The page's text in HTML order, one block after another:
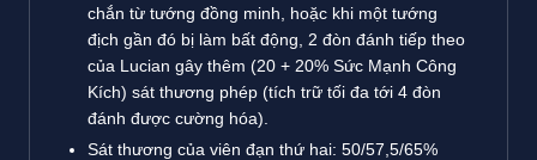
chắn từ tướng đồng minh, hoặc khi một tướng
địch gần đó bị làm bất động, 2 đòn đánh tiếp theo
của Lucian gây thêm (20 + 20% Sức Mạnh Công
Kích) sát thương phép (tích trữ tối đa tới 4 đòn
đánh được cường hóa).
Sát thương của viên đạn thứ hai: 50/57,5/65%